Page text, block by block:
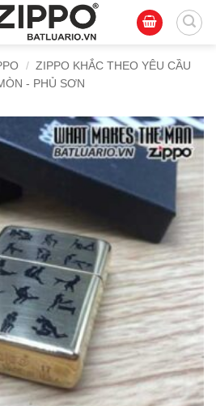
/ ZIPPO KHẮC THEO YÊU CẦU
- PHỦ SƠN